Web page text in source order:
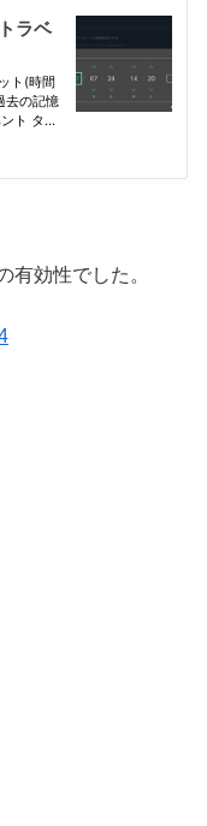
有効性でした。